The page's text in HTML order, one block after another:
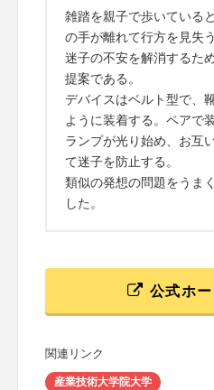
雑踏を親子で歩いている
の手が離れて行方を見失
迷子の不安を解消するた
提案である。
デバイスはベルト型で、
ように装着する。ペアで
ランプが光り始め、お互
て迷子を防止する。
類似の発想の問題をうま
した。
公式ホ
関連リンク
産業技術大学院大学